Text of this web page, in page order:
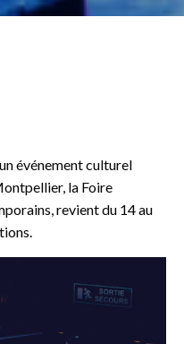
événement culturel
la Foire
revient du 14 au